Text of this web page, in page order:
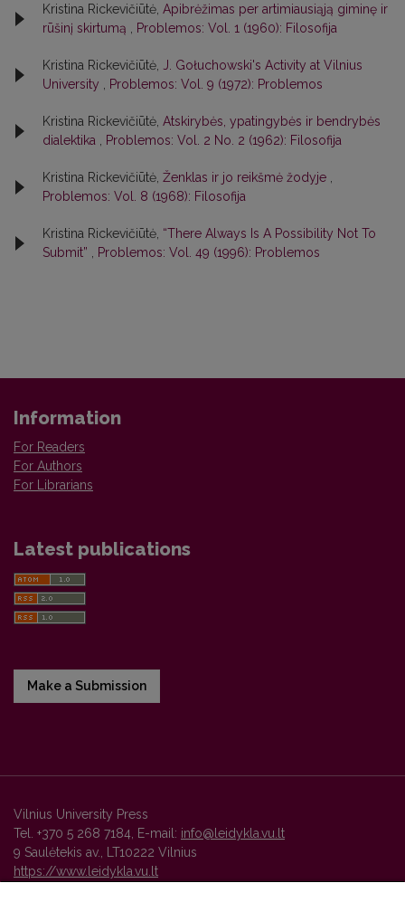
Kristina Rickevičiūtė, Apibrėžimas per artimiausiąją giminę ir
rūšinį skirtumą
Problemos: Vol. 1 (1960): Filosofija
Kristina Rickevičiūtė,
J. Gołuchowski's Activity at Vilnius
University
Problemos: Vol. 9 (1972): Problemos
Kristina Rickevičiūtė, Atskirybės, ypatingybės ir bendrybės
dialektika
Problemos: Vol. 2 No. 2 (1962): Filosofija
Kristina Rickevičiūtė, Ženklas ir jo reikšmė žodyje
Problemos: Vol. 8 (1968): Filosofija
Kristina Rickevičiūtė, “There Always Is A Possibility Not To
Submit”
Problemos: Vol. 49 (1996): Problemos
Information
For Readers
For Authors
For Librarians
Latest publications
Make a Submission
Vilnius University Press
Tel. +370 5 268 7184, E-mail: info@leidykla.vu.lt
9 Saulėtekis av., LT10222 Vilnius
https://www.leidykla.vu.lt